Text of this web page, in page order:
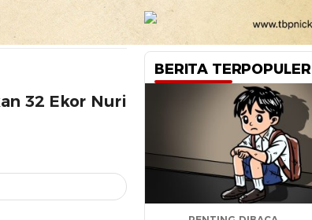
32 Ekor Nuri
BERITA TERPOPULER